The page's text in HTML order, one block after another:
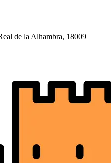
de la Alhambra, 18009